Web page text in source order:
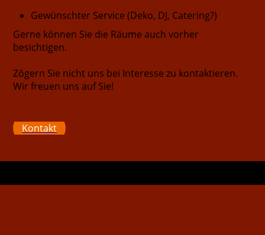
Gewünschter Service (Deko, DJ, Catering?)
Gerne können Sie die Räume auch vorher
besichtigen.
Zögern Sie nicht uns bei Interesse zu kontaktieren.
Wir freuen uns auf Sie!
Kontakt